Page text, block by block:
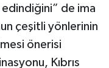
de ima
çeşitli yönlerinin
önerisi
Kıbrıs